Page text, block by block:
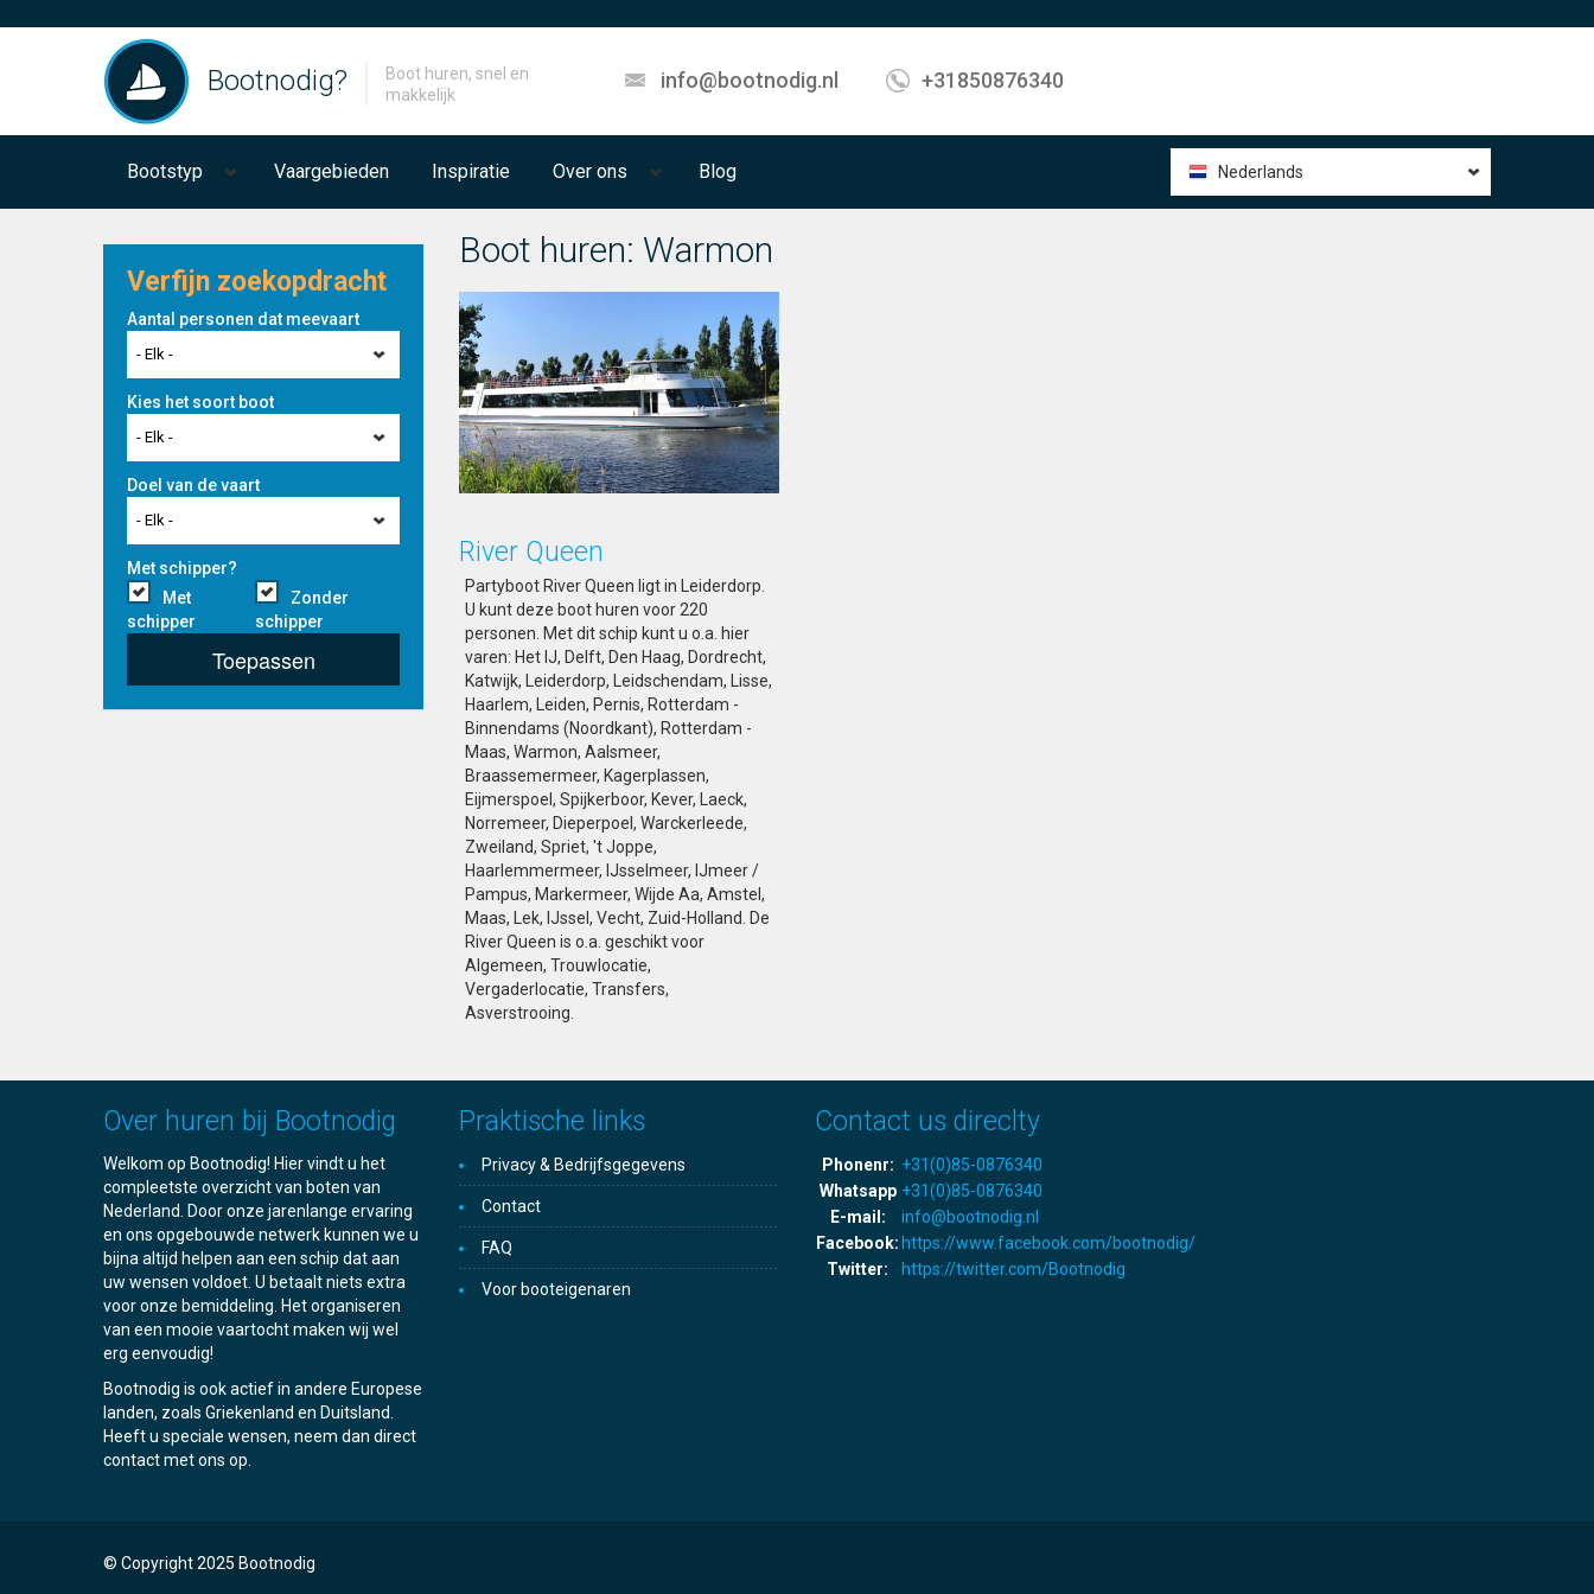
Bootnodig?
Boot huren, snel en
makkelijk
info@bootnodig.nl +31850876340
Bootstyp Vaargebieden Inspiratie Over ons Blog Nederlands
Verfijn zoekopdracht
Aantal personen dat meevaart
- Elk -
Kies het soort boot
- Elk -
Doel van de vaart
- Elk -
Met schipper?
Met
schipper
Zonder
schipper
Toepassen
Boot huren: Warmon
River Queen
Partyboot River Queen ligt in Leiderdorp.
U kunt deze boot huren voor 220
personen. Met dit schip kunt u o.a. hier
varen: Het IJ, Delft, Den Haag, Dordrecht,
Katwijk, Leiderdorp, Leidschendam, Lisse,
Haarlem, Leiden, Pernis, Rotterdam -
Binnendams (Noordkant), Rotterdam -
Maas, Warmon, Aalsmeer,
Braassemermeer, Kagerplassen,
Eijmerspoel, Spijkerboor, Kever, Laeck,
Norremeer, Dieperpoel, Warckerleede,
Zweiland, Spriet, 't Joppe,
Haarlemmermeer, IJsselmeer, IJmeer /
Pampus, Markermeer, Wijde Aa, Amstel,
Maas, Lek, IJssel, Vecht, Zuid-Holland. De
River Queen is o.a. geschikt voor
Algemeen, Trouwlocatie,
Vergaderlocatie, Transfers,
Asverstrooing.
Over huren bij Bootnodig
Welkom op Bootnodig! Hier vindt u het
compleetste overzicht van boten van
Nederland. Door onze jarenlange ervaring
en ons opgebouwde netwerk kunnen we u
bijna altijd helpen aan een schip dat aan
uw wensen voldoet. U betaalt niets extra
voor onze bemiddeling. Het organiseren
van een mooie vaartocht maken wij wel
erg eenvoudig!
Bootnodig is ook actief in andere Europese
landen, zoals Griekenland en Duitsland.
Heeft u speciale wensen, neem dan direct
contact met ons op.
Praktische links
Privacy & Bedrijfsgegevens
Contact
FAQ
Voor booteigenaren
Contact us direclty
Phonenr: +31(0)85-0876340
Whatsapp +31(0)85-0876340
E-mail:
info@bootnodig.nl
Facebook: https://www.facebook.com/bootnodig/
Twitter:
https://twitter.com/Bootnodig
© Copyright 2025 Bootnodig